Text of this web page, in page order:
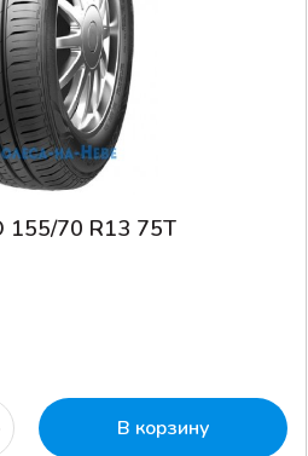
155/70 R13 75T
В корзину